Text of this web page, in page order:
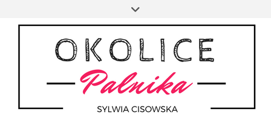
content
Toggle